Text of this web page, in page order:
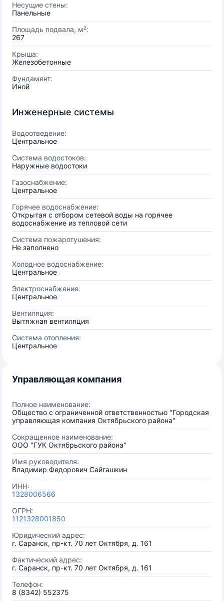
Несущие стены:
Панельные
Площадь подвала, м²:
267
Крыша:
Железобетонные
Фундамент:
Иной
Инженерные системы
Водоотведение:
Центральное
Система водостоков:
Наружные водостоки
Газоснабжение:
Центральное
Горячее водоснабжение:
Открытая с отбором сетевой воды на горячее
водоснабжение из тепловой сети
Система пожаротушения:
Не заполнено
Холодное водоснабжение:
Центральное
Электроснабжение:
Центральное
Вентиляция:
Вытяжная вентиляция
Система отопления:
Центральное
Управляющая компания
Полное наименование:
Общество с ограниченной ответственностью "Городская
управляющая компания Октябрьского района"
Сокращенное наименование:
ООО "ГУК Октябрьского района"
Имя руководителя:
Владимир Федорович Сайгашкин
ИНН:
1328006566
ОГРН:
1121328001850
Юридический адрес:
г. Саранск, пр-кт. 70 лет Октября, д. 161
Фактический адрес:
г. Саранск, пр-кт. 70 лет Октября, д. 161
Телефон:
8 (8342) 552375